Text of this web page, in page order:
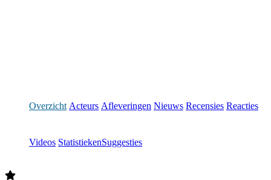
Overzicht Acteurs Afleveringen Nieuws Recensies Reacties
Videos StatistiekenSuggesties